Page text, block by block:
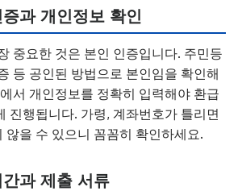
과 개인정보 확인
중요한 것은 본인 인증입니다. 주민등
등 공인된 방법으로 본인임을 확인해
서 개인정보를 정확히 입력해야 환급
진행됩니다. 가령, 계좌번호가 틀리면
않을 수 있으니 꼼꼼히 확인하세요.
과 제출 서류